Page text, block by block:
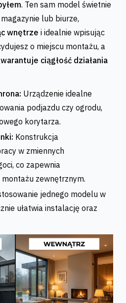
. Ten sam model świetnie
lub biurze,
wnętrze i idealnie wpisując
o miejscu montażu, a
ciągłość działania
Urządzenie idealne
podjazdu czy ogrodu,
korytarza.
Konstrukcja
w zmiennych
co zapewnia
zewnętrznym.
jednego modelu w
ułatwia instalację oraz